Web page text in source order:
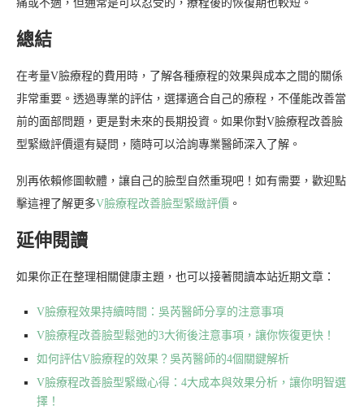
痛或不適，但通常是可以忍受的，療程後的恢復期也較短。
總結
在考量V臉療程的費用時，了解各種療程的效果與成本之間的關係
非常重要。透過專業的評估，選擇適合自己的療程，不僅能改善當
前的面部問題，更是對未來的長期投資。如果你對V臉療程改善臉
型緊緻評價還有疑問，隨時可以洽詢專業醫師深入了解。
別再依賴修圖軟體，讓自己的臉型自然重現吧！如有需要，歡迎點
擊這裡了解更多V臉療程改善臉型緊緻評價 。
延伸閱讀
如果你正在整理相關健康主題，也可以接著閱讀本站近期文章：
V臉療程效果持續時間：吳芮醫師分享的注意事項
V臉療程改善臉型鬆弛的3大術後注意事項，讓你恢復更快！
如何評估V臉療程的效果？吳芮醫師的4個關鍵解析
V臉療程改善臉型緊緻心得：4大成本與效果分析，讓你明智選
擇！